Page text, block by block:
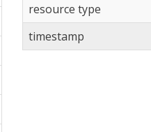
resource type
timestamp